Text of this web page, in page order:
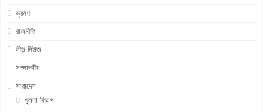
ভ্রমণ
রাজনীতি
লীড নিউজ
সম্পাদকীয়
সারাদেশ
খুলনা বিভাগ